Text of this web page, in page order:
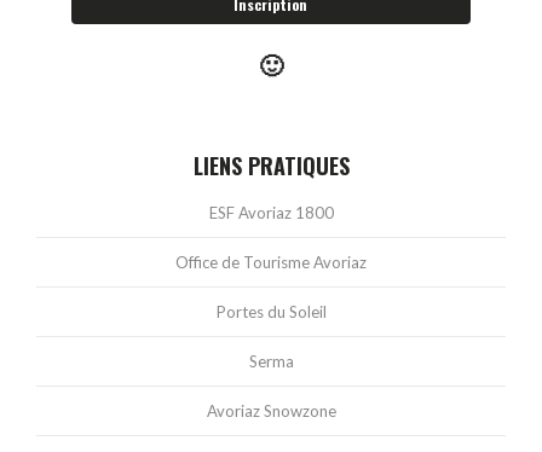
🙂
LIENS PRATIQUES
ESF Avoriaz 1800
Office de Tourisme Avoriaz
Portes du Soleil
Serma
Avoriaz Snowzone